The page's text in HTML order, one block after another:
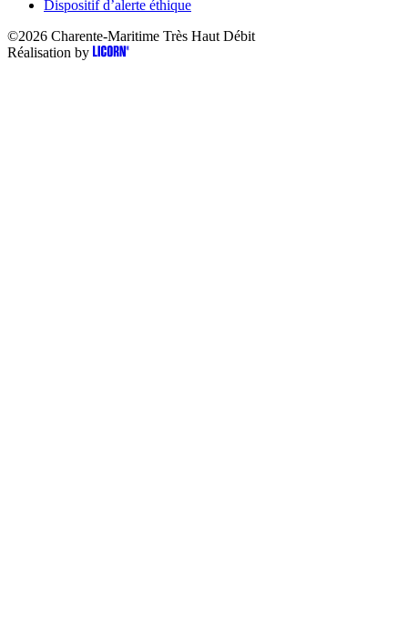
Dispositif d’alerte éthique
©2026 Charente-Maritime Très Haut Débit
Réalisation by